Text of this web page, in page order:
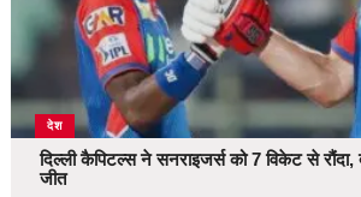
देश
दिल्ली कैपिटल्स ने सनराइजर्स को 7 विकेट से रौंदा,
जीत